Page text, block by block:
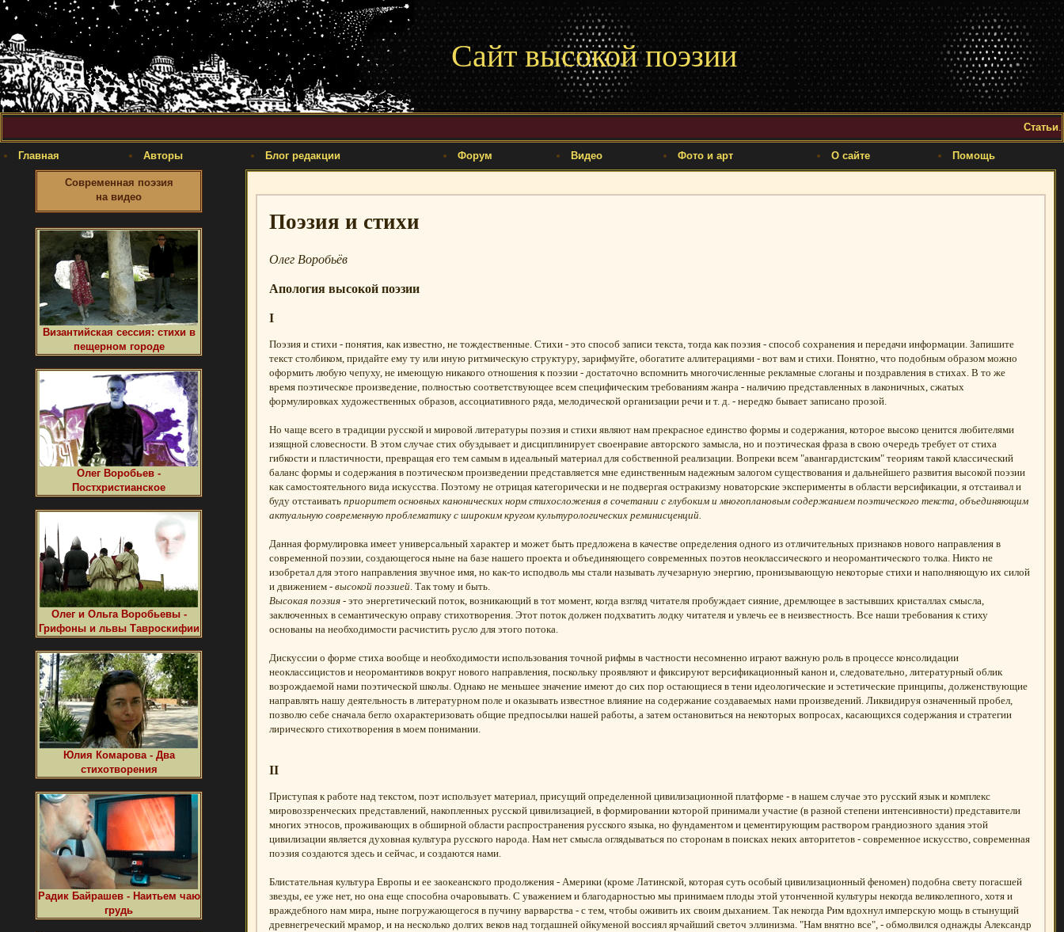
Сайт высокой поэзии
Статьи.
Главная Авторы Блог редакции Форум Видео Фото и арт О сайте Помощь
Современная поэзия
на видео
Византийская сессия: стихи в
пещерном городе
Олег Воробьев -
Постхристианское
Олег и Ольга Воробьевы -
Грифоны и львы Тавроскифии
Юлия Комарова - Два
стихотворения
Радик Байрашев - Наитьем чаю
грудь
Поэзия и стихи
Олег Воробьёв
Апология высокой поэзии
I
Поэзия и стихи - понятия, как известно, не тождественные. Стихи - это способ записи текста, тогда как поэзия - способ сохранения и передачи информации. Запишите
текст столбиком, придайте ему ту или иную ритмическую структуру, зарифмуйте, обогатите аллитерациями - вот вам и стихи. Понятно, что подобным образом можно
оформить любую чепуху, не имеющую никакого отношения к поэзии - достаточно вспомнить многочисленные рекламные слоганы и поздравления в стихах. В то же
время поэтическое произведение, полностью соответствующее всем специфическим требованиям жанра - наличию представленных в лаконичных, сжатых
формулировках художественных образов, ассоциативного ряда, мелодической организации речи и т. д. - нередко бывает записано прозой.
Но чаще всего в традиции русской и мировой литературы поэзия и стихи являют нам прекрасное единство формы и содержания, которое высоко ценится любителями
изящной словесности. В этом случае стих обуздывает и дисциплинирует своенравие авторского замысла, но и поэтическая фраза в свою очередь требует от стиха
гибкости и пластичности, превращая его тем самым в идеальный материал для собственной реализации. Вопреки всем "авангардистским" теориям такой классический
баланс формы и содержания в поэтическом произведении представляется мне единственным надежным залогом существования и дальнейшего развития высокой поэзии
как самостоятельного вида искусства. Поэтому не отрицая категорически и не подвергая остракизму новаторские эксперименты в области версификации, я отстаивал и
буду отстаивать приоритет основных канонических норм стихосложения в сочетании с глубоким и многоплановым содержанием поэтического текста, объединяющим
актуальную современную проблематику с широким кругом культурологических реминисценций.
Данная формулировка имеет универсальный характер и может быть предложена в качестве определения одного из отличительных признаков нового направления в
современной поэзии, создающегося ныне на базе нашего проекта и объединяющего современных поэтов неоклассического и неоромантического толка. Никто не
изобретал для этого направления звучное имя, но как-то исподволь мы стали называть лучезарную энергию, пронизывающую некоторые стихи и наполняющую их силой
и движением - высокой поэзией. Так тому и быть.
Высокая поэзия - это энергетический поток, возникающий в тот момент, когда взгляд читателя пробуждает сияние, дремлющее в застывших кристаллах смысла,
заключенных в семантическую оправу стихотворения. Этот поток должен подхватить лодку читателя и увлечь ее в неизвестность. Все наши требования к стиху
основаны на необходимости расчистить русло для этого потока.
Дискуссии о форме стиха вообще и необходимости использования точной рифмы в частности несомненно играют важную роль в процессе консолидации
неоклассицистов и неоромантиков вокруг нового направления, поскольку проявляют и фиксируют версификационный канон и, следовательно, литературный облик
возрождаемой нами поэтической школы. Однако не меньшее значение имеют до сих пор остающиеся в тени идеологические и эстетические принципы, долженствующие
направлять нашу деятельность в литературном поле и оказывать известное влияние на содержание создаваемых нами произведений. Ликвидируя означенный пробел,
позволю себе сначала бегло охарактеризовать общие предпосылки нашей работы, а затем остановиться на некоторых вопросах, касающихся содержания и стратегии
лирического стихотворения в моем понимании.
II
Приступая к работе над текстом, поэт использует материал, присущий определенной цивилизационной платформе - в нашем случае это русский язык и комплекс
мировоззренческих представлений, накопленных русской цивилизацией, в формировании которой принимали участие (в разной степени интенсивности) представители
многих этносов, проживающих в обширной области распространения русского языка, но фундаментом и цементирующим раствором грандиозного здания этой
цивилизации является духовная культура русского народа. Нам нет смысла оглядываться по сторонам в поисках неких авторитетов - современное искусство, современная
поэзия создаются здесь и сейчас, и создаются нами.
Блистательная культура Европы и ее заокеанского продолжения - Америки (кроме Латинской, которая суть особый цивилизационный феномен) подобна свету погасшей
звезды, ее уже нет, но она еще способна очаровывать. С уважением и благодарностью мы принимаем плоды этой утонченной культуры некогда великолепного, хотя и
враждебного нам мира, ныне погружающегося в пучину варварства - с тем, чтобы оживить их своим дыханием. Так некогда Рим вдохнул имперскую мощь в стынущий
древнегреческий мрамор, и на несколько долгих веков над тогдашней ойкуменой воссиял ярчайший светоч эллинизма. "Нам внятно все", - обмолвился однажды Александр